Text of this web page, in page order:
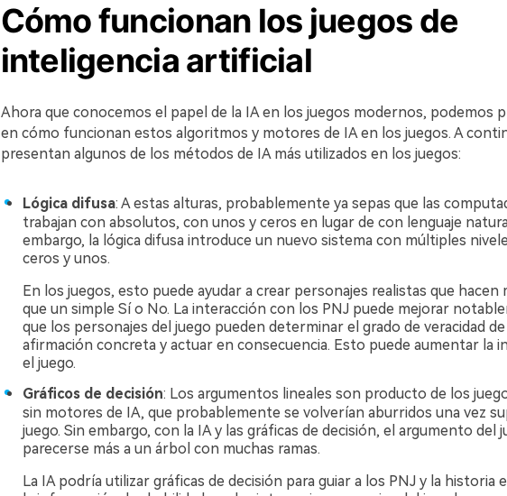
Cómo funcionan los juegos de
inteligencia artificial
Ahora que conocemos el papel de la IA en los juegos modernos, podemos
en cómo funcionan estos algoritmos y motores de IA en los juegos. A
presentan algunos de los métodos de IA más utilizados en los juegos:
Lógica difusa: A estas alturas, probablemente ya sepas que las
trabajan con absolutos, con unos y ceros en lugar de con lenguaje
embargo, la lógica difusa introduce un nuevo sistema con múltiples
ceros y unos.
En los juegos, esto puede ayudar a crear personajes realistas que hacen
que un simple Sí o No. La interacción con los PNJ puede mejorar
que los personajes del juego pueden determinar el grado de veracidad
afirmación concreta y actuar en consecuencia. Esto puede aumentar la
el juego.
Gráficos de decisión: Los argumentos lineales son producto de los
sin motores de IA, que probablemente se volverían aburridos una vez
juego. Sin embargo, con la IA y las gráficas de decisión, el argumento del
parecerse más a un árbol con muchas ramas.
La IA podría utilizar gráficas de decisión para guiar a los PNJ y la historia